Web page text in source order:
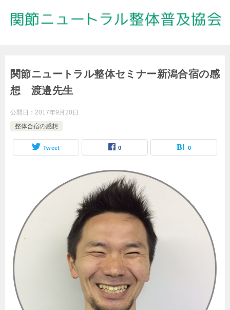
関節ニュートラル整体セミナー新潟合宿の感
想 渡邉先生
公開日： 2017年9月20日
整体合宿の感想
Tweet 0 0